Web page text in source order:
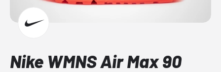
Nike WMNS Air Max 90